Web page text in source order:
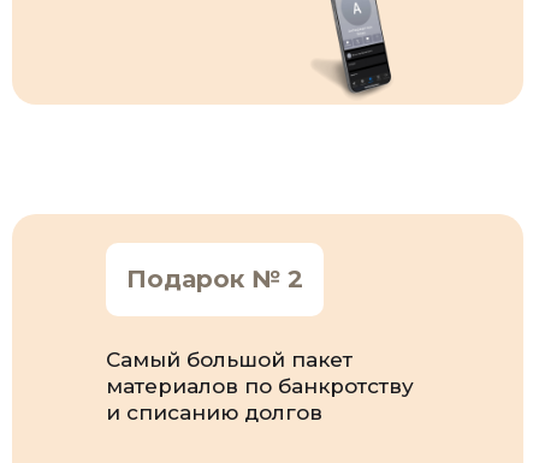
Подарок № 2
Самый большой пакет
материалов по банкротству
и списанию долгов